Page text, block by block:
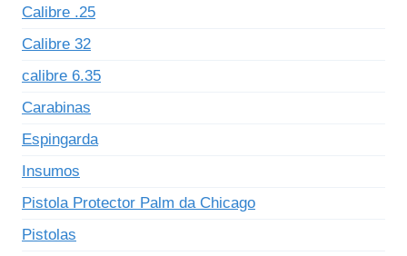
Calibre .25
Calibre 32
calibre 6.35
Carabinas
Espingarda
Insumos
Pistola Protector Palm da Chicago
Pistolas